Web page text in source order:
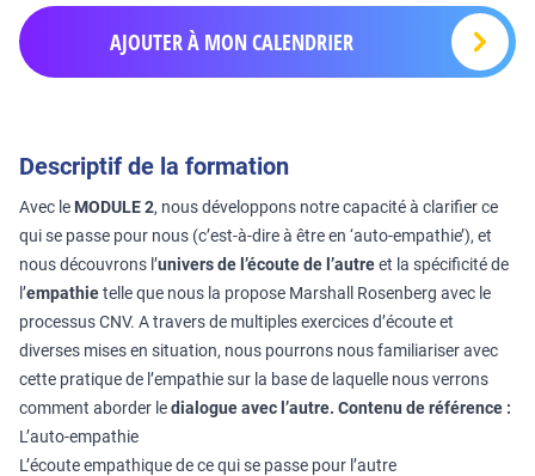
AJOUTER À MON CALENDRIER
Descriptif de la formation
Avec le MODULE 2, nous développons notre capacité à clarifier ce
qui se passe pour nous (c’est-à-dire à être en ‘auto-empathie’), et
nous découvrons l’univers de l’écoute de l’autreet la spécificité de
l’empathietelle que nous la propose Marshall Rosenberg avec le
processus CNV. A travers de multiples exercices d’écoute et
diverses mises en situation, nous pourrons nous familiariser avec
cette pratique de l’empathie sur la base de laquelle nous verrons
comment aborder ledialogue avec l’autre. Contenu de référence :
L’auto-empathie
L’écoute empathique de ce qui se passe pour l’autre